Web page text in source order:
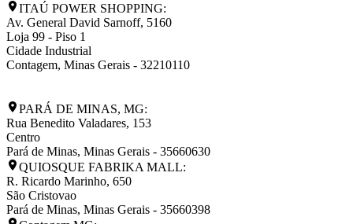
ITAÚ POWER SHOPPING:
Av. General David Sarnoff, 5160
Loja 99 - Piso 1
Cidade Industrial
Contagem, Minas Gerais - 32210110
PARÁ DE MINAS, MG:
Rua Benedito Valadares, 153
Centro
Pará de Minas, Minas Gerais - 35660630
QUIOSQUE FABRIKA MALL:
R. Ricardo Marinho, 650
São Cristovao
Pará de Minas, Minas Gerais - 35660398